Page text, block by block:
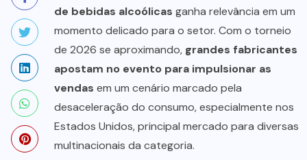
de bebidas alcoólicas ganha relevância em um
momento delicado para o setor. Com o torneio
de 2026 se aproximando, grandes fabricantes
apostam no evento para impulsionar as
vendas em um cenário marcado pela
desaceleração do consumo, especialmente nos
Estados Unidos, principal mercado para diversas
multinacionais da categoria.